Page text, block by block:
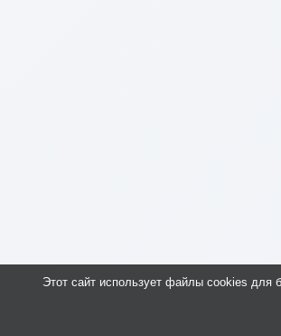
Этот сайт использует файлы cookies для